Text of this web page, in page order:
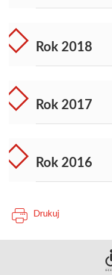
Rok 2018
Rok 2017
Rok 2016
Drukuj